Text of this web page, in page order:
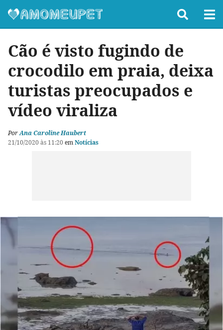
Cão é visto fugindo de
crocodilo em praia, deixa
turistas preocupados e
vídeo viraliza
PorAna Caroline Haubert
21/10/2020 às 11:20 emNotícias